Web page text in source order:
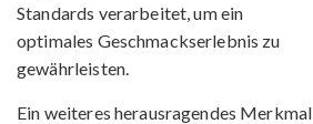
Standards verarbeitet, um ein
optimales Geschmackserlebnis zu
gewährleisten.
Ein weiteres herausragendes Merkmal